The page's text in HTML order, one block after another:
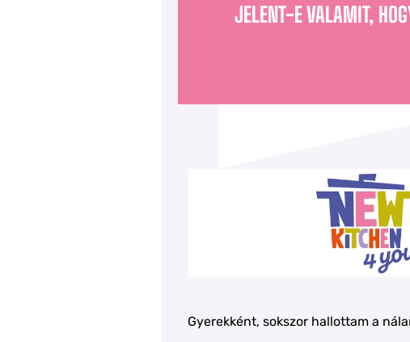
JELENT-E VALAMIT,
Gyerekként, sokszor hallottam a